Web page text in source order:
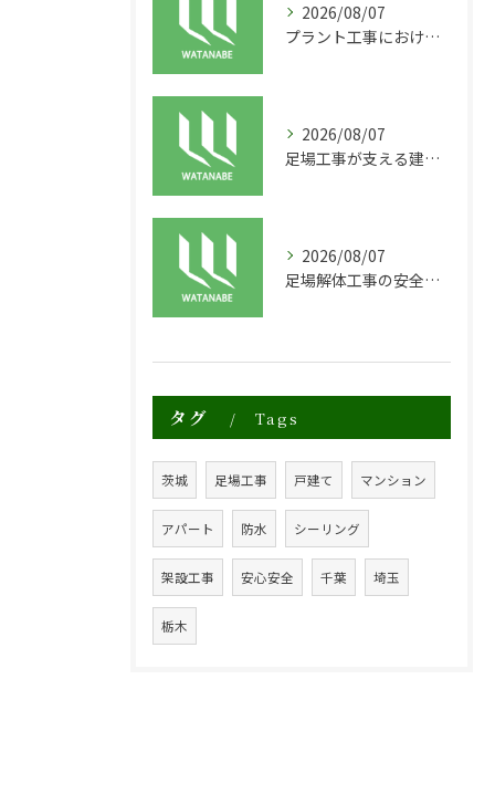
2026/08/07
プラント工事における足場工事の安全対策と施工の重要性
2026/08/07
足場工事が支える建物の長寿命化と外装塗装の重要性
2026/08/07
足場解体工事の安全性と効率化のポイント
タグ Tags
茨城 足場工事 戸建て マンション
アパート 防水 シーリング
架設工事 安心安全 千葉 埼玉
栃木